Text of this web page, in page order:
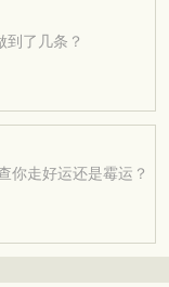
到了几条？
你走好运还是霉运？